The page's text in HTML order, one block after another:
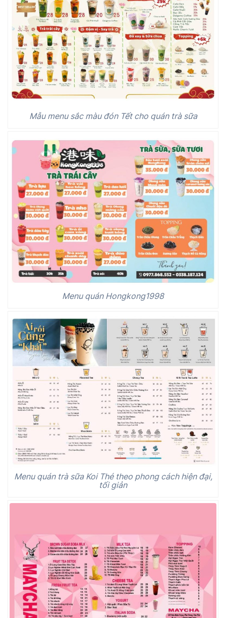
Mẫu menu sắc màu đón Tết cho quán trà sữa
Menu quán Hongkong1998
Menu quán trà sữa Koi Thé theo phong cách hiện đại,
tối giản